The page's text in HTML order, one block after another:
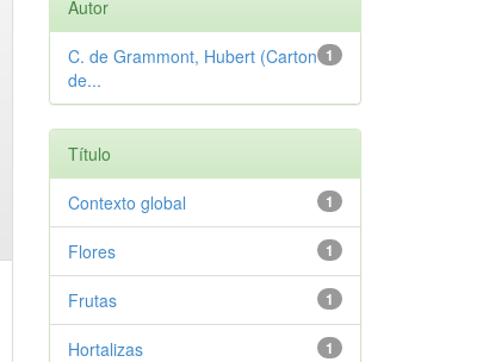
Autor
1
C. de Grammont, Hubert (Carton
de...
Título
1
Contexto global
1
Flores
1
Frutas
1
Hortalizas